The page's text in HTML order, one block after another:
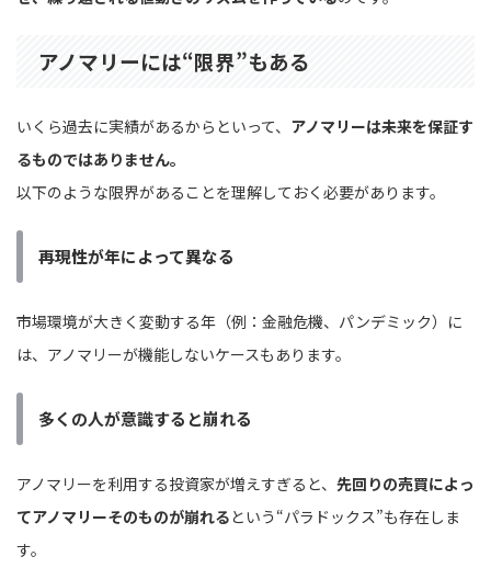
アノマリーには“限界”もある
いくら過去に実績があるからといって、 アノマリーは未来を保証す
るものではありません。
以下のような限界があることを理解しておく必要があります。
再現性が年によって異なる
市場環境が大きく変動する年（例：金融危機、パンデミック）に
は、アノマリーが機能しないケースもあります。
多くの人が意識すると崩れる
アノマリーを利用する投資家が増えすぎると、 先回りの売買によっ
てアノマリーそのものが崩れるという“パラドックス”も存在しま
す。